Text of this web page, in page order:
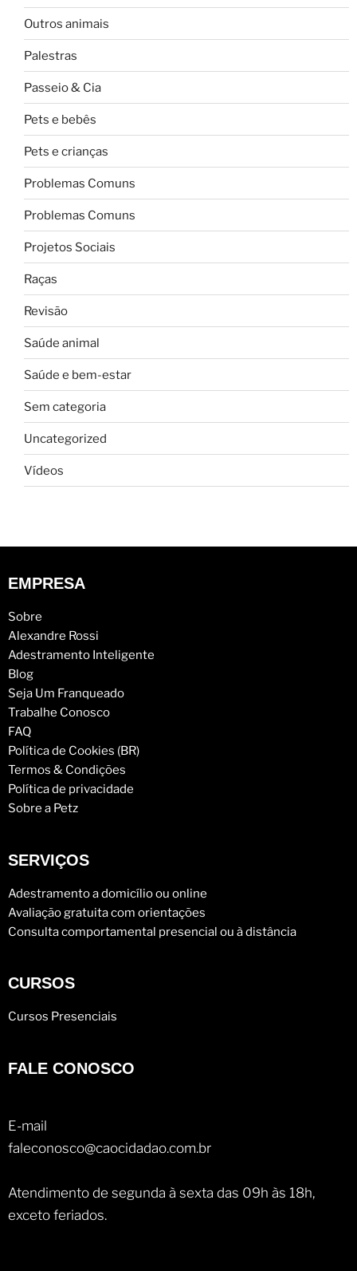
Outros animais
Palestras
Passeio & Cia
Pets e bebês
Pets e crianças
Problemas Comuns
Problemas Comuns
Projetos Sociais
Raças
Revisão
Saúde animal
Saúde e bem-estar
Sem categoria
Uncategorized
Vídeos
EMPRESA
Sobre
Alexandre Rossi
Adestramento Inteligente
Blog
Seja Um Franqueado
Trabalhe Conosco
FAQ
Política de Cookies (BR)
Termos & Condições
Política de privacidade
Sobre a Petz
SERVIÇOS
Adestramento a domicílio ou online
Avaliação gratuita com orientações
Consulta comportamental presencial ou à distância
CURSOS
Cursos Presenciais
FALE CONOSCO
E-mail
faleconosco@caocidadao.com.br
Atendimento de segunda à sexta das 09h às 18h,
exceto feriados.